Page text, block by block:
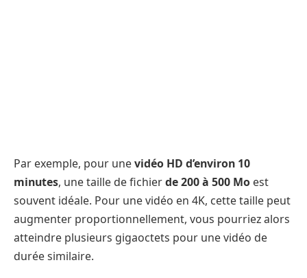
Par exemple, pour unevidéo HD d’environ 10
minutes, une taille de fichierde 200 à 500 Mo est
souvent idéale. Pour une vidéo en 4K, cette taille peut
augmenter proportionnellement, vous pourriez alors
atteindre plusieurs gigaoctets pour une vidéo de
durée similaire.